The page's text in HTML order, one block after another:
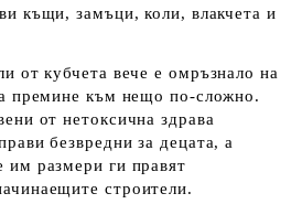
къщи, замъци, коли, влакчета и
от кубчета вече е омръзнало на
премине към нещо по-сложно.
от нетоксична здрава
безвредни за децата, а
им размери ги правят
строители.